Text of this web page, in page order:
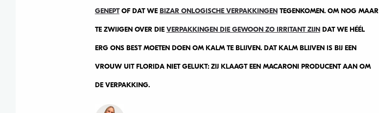
GENEPTOF DAT WE BIZAR ONLOGISCHE VERPAKKINGENTEGENKOMEN. OM NOG MAAR
TE ZWIJGEN OVER DIE VERPAKKINGEN DIE GEWOON ZO IRRITANT ZIJNDAT WE HÉÉL
ERG ONS BEST MOETEN DOEN OM KALM TE BLIJVEN. DAT KALM BLIJVEN IS BIJ EEN
VROUW UIT FLORIDA NIET GELUKT: ZIJ KLAAGT EEN MACARONI PRODUCENT AAN OM
DE VERPAKKING.